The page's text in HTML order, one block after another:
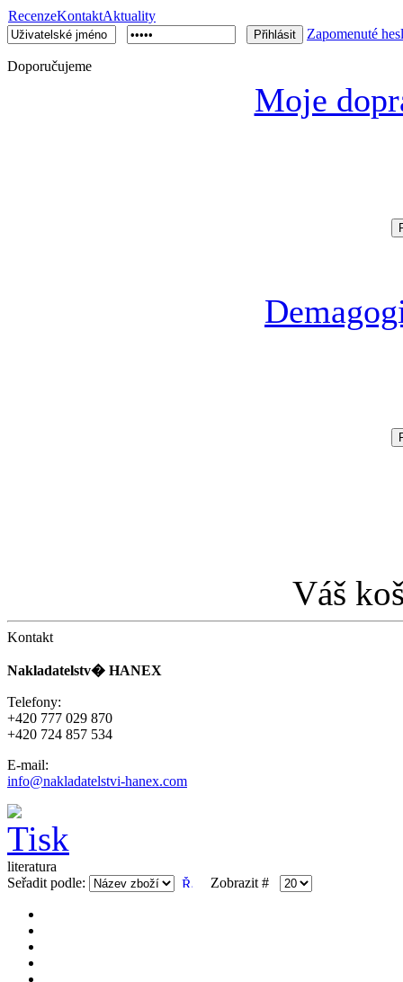
RecenzeKontaktAktuality
Zapomenuté
Doporučujeme
Moje
Váš
Kontakt
Nakladatelstv� HANEX
Telefony:
+420 777 029 870
+420 724 857 534
E-mail:
info@nakladatelstvi-hanex.com
literatura
Seřadit podle:
Zobrazit #